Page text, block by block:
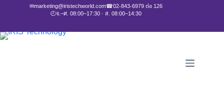
✉marketing@iristechworld.com☎02-843-6979 ต่อ 126
🕘จ.–ศ. 08:00–17:30 · ส. 08:00–14:30